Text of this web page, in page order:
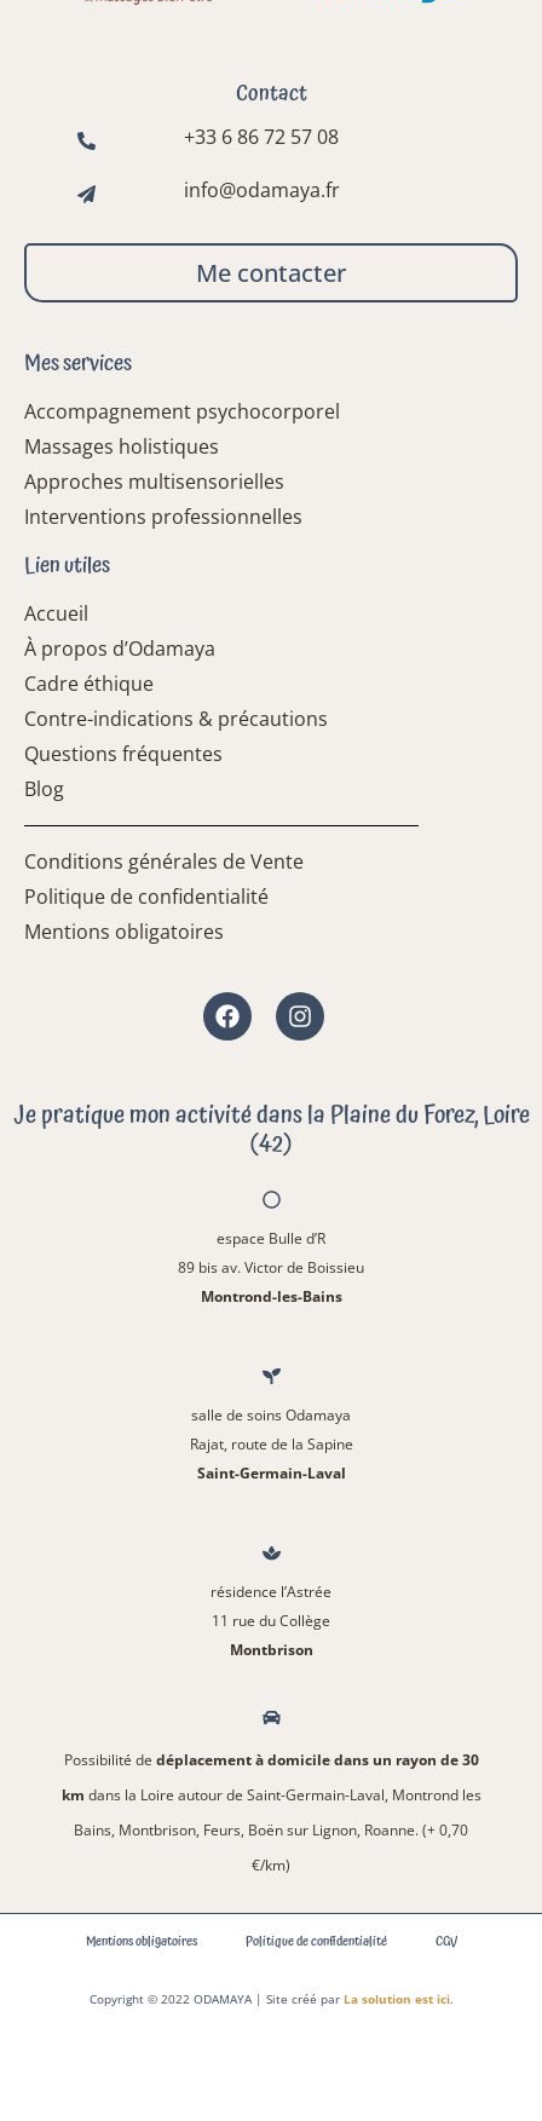
Contact
+33 6 86 72 57 08
info@odamaya.fr
Me contacter
Mes services
Accompagnement psychocorporel
Massages holistiques
Approches multisensorielles
Interventions professionnelles
Lien utiles
Accueil
À propos d’Odamaya
Cadre éthique
Contre-indications & précautions
Questions fréquentes
Blog
Conditions générales de Vente
Politique de confidentialité
Mentions obligatoires
FacebookInstagram
Je pratique mon activité dans la Plaine du Forez, Loire
(42)
espace Bulle d’R
89 bis av. Victor de Boissieu
Montrond-les-Bains
salle de soins Odamaya
Rajat, route de la Sapine
Saint-Germain-Laval
résidence l’Astrée
11 rue du Collège
Montbrison
Possibilité de déplacement à domicile dans un rayon de 30
km dans la Loire autour de Saint-Germain-Laval, Montrond les
Bains, Montbrison, Feurs, Boën sur Lignon, Roanne. (+ 0,70
€/km)
Copyright © 2022 ODAMAYA | Site créé par La solution est ici.
Mentions obligatoires Politique de confidentialité CGV